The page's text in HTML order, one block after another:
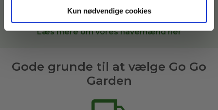
Kun nødvendige cookies
havemand til opgaven iBjerringbro og omegn
Læs mere om vores havemænd her
Gode grunde til at vælge Go Go
Garden